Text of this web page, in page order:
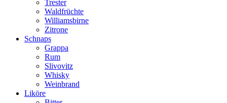
Trester
Waldfrüchte
Williamsbirne
Zitrone
Schnaps
Grappa
Rum
Slivovitz
Whisky
Weinbrand
Liköre